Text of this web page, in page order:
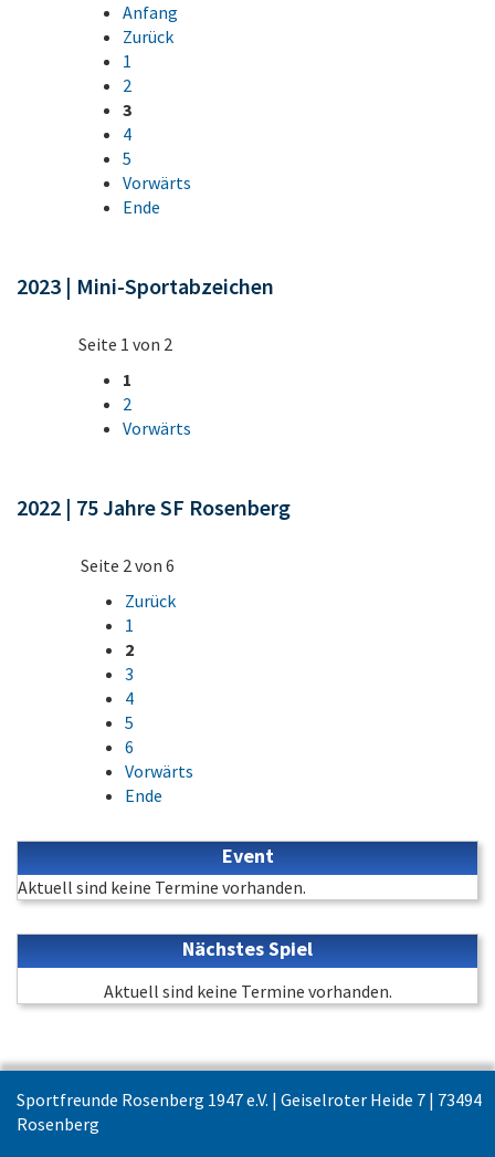
Anfang
Zurück
1
2
3
4
5
Vorwärts
Ende
2023 | Mini-Sportabzeichen
Seite 1 von 2
1
2
Vorwärts
2022 | 75 Jahre SF Rosenberg
Seite 2 von 6
Zurück
1
2
3
4
5
6
Vorwärts
Ende
Event
Aktuell sind keine Termine vorhanden.
Nächstes Spiel
Aktuell sind keine Termine vorhanden.
Sportfreunde Rosenberg 1947 e.V. | Geiselroter Heide 7 | 73494
Rosenberg